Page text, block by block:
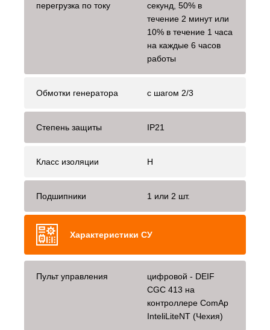
перегрузка по току
секунд, 50% в
течение 2 минут или
10% в течение 1 часа
на каждые 6 часов
работы
Обмотки генератора с шагом 2/3
Степень защиты IP21
Класс изоляции H
Подшипники 1 или 2 шт.
Характеристики СУ
Пульт управления
цифровой - DEIF
CGC 413 на
контроллере ComAp
InteliLiteNT (Чехия)